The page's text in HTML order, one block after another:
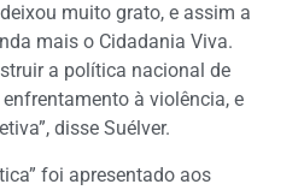
muito grato, e assim a
mais o Cidadania Viva.
a política nacional de
à violência, e
disse Suélver.
foi apresentado aos